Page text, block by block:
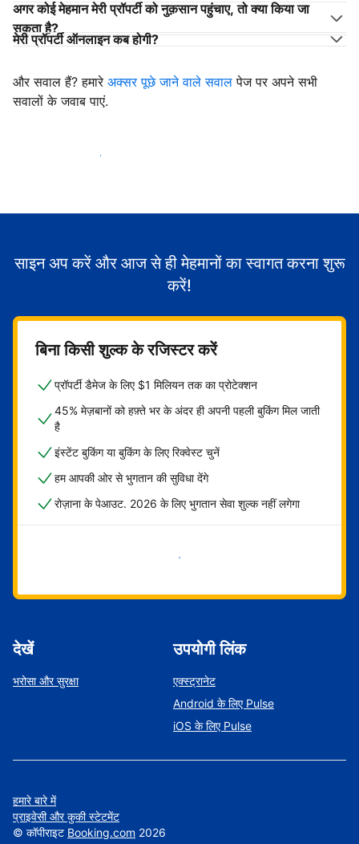
अगर कोई मेहमान मेरी प्रॉपर्टी को नुक़सान पहुंचाए, तो क्या किया जा
सकता है?
मेरी प्रॉपर्टी ऑनलाइन कब होगी?
और सवाल हैं? हमारे अक्सर पूछे जाने वाले सवाल पेज पर अपने सभी
सवालों के जवाब पाएं.
मेहमानों का स्वागत करना शुरू करें
साइन अप करें और आज से ही मेहमानों का स्वागत करना शुरू
करें!
बिना किसी शुल्क के रजिस्टर करें
प्रॉपर्टी डैमेज के लिए $1 मिलियन तक का प्रोटेक्शन
45% मेज़बानों को हफ़्ते भर के अंदर ही अपनी पहली बुकिंग मिल जाती
है
इंस्टेंट बुकिंग या बुकिंग के लिए रिक्वेस्ट चुनें
हम आपकी ओर से भुगतान की सुविधा देंगे
रोज़ाना के पेआउट. 2026 के लिए भुगतान सेवा शुल्क नहीं लगेगा
अभी शुरू करें
देखें
भरोसा और सुरक्षा
उपयोगी लिंक
एक्स्ट्रानेट
Android के लिए Pulse
iOS के लिए Pulse
हमारे बारे में
प्राइवेसी और कुकी स्टेटमेंट
© कॉपीराइट Booking.com 2026